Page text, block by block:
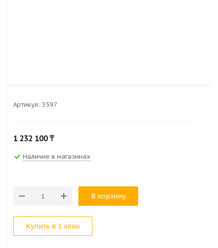
Артикул: 3597
1 232 100₸
Наличие в магазинах
В корзину
Купить в 1 клик